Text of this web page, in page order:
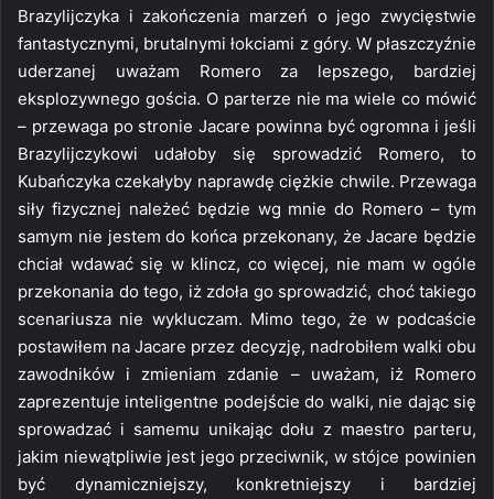
Brazylijczyka i zakończenia marzeń o jego zwycięstwie
fantastycznymi, brutalnymi łokciami z góry. W płaszczyźnie
uderzanej uważam Romero za lepszego, bardziej
eksplozywnego gościa. O parterze nie ma wiele co mówić
– przewaga po stronie Jacare powinna być ogromna i jeśli
Brazylijczykowi udałoby się sprowadzić Romero, to
Kubańczyka czekałyby naprawdę ciężkie chwile. Przewaga
siły fizycznej należeć będzie wg mnie do Romero – tym
samym nie jestem do końca przekonany, że Jacare będzie
chciał wdawać się w klincz, co więcej, nie mam w ogóle
przekonania do tego, iż zdoła go sprowadzić, choć takiego
scenariusza nie wykluczam. Mimo tego, że w podcaście
postawiłem na Jacare przez decyzję, nadrobiłem walki obu
zawodników i zmieniam zdanie – uważam, iż Romero
zaprezentuje inteligentne podejście do walki, nie dając się
sprowadzać i samemu unikając dołu z maestro parteru,
jakim niewątpliwie jest jego przeciwnik, w stójce powinien
być dynamiczniejszy, konkretniejszy i bardziej